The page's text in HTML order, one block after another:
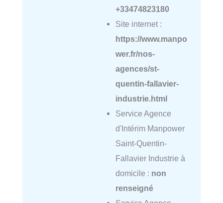
+33474823180
Site internet :
https://www.manpo
wer.fr/nos-
agences/st-
quentin-fallavier-
industrie.html
Service Agence
d'Intérim Manpower
Saint-Quentin-
Fallavier Industrie à
domicile : non
renseigné